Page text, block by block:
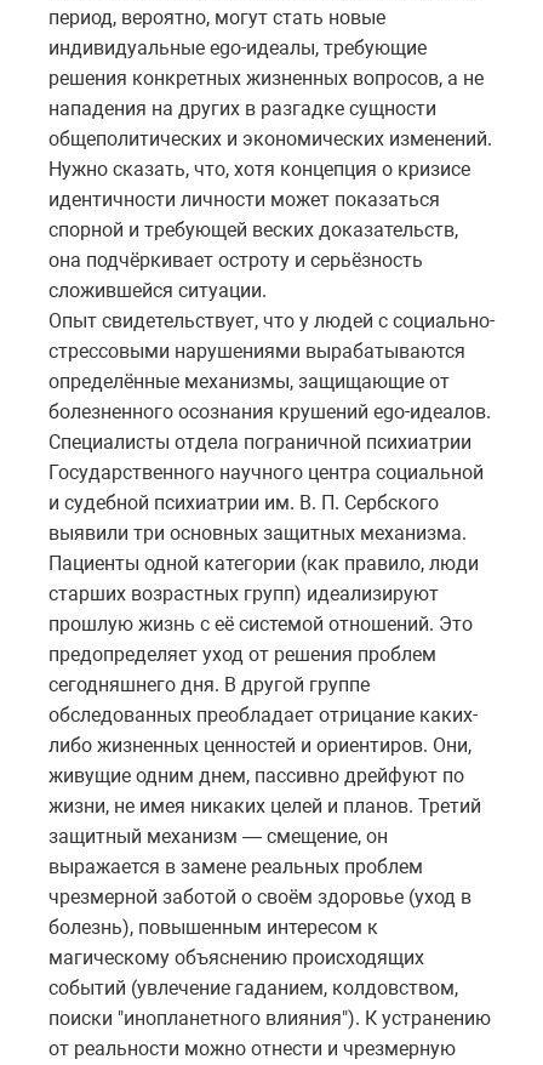
период, вероятно, могут стать новые
индивидуальные еgо-идеалы, требующие
решения конкретных жизненных вопросов, а не
нападения на других в разгадке сущности
общеполитических и экономических изменений.
Нужно сказать, что, хотя концепция о кризисе
идентичности личности может показаться
спорной и требующей веских доказательств,
она подчёркивает остроту и серьёзность
сложившейся ситуации.
Опыт свидетельствует, что у людей с социально-
стрессовыми нарушениями вырабатываются
определённые механизмы, защищающие от
болезненного осознания крушений еgо-идеалов.
Специалисты отдела пограничной психиатрии
Государственного научного центра социальной
и судебной психиатрии им. В. П. Сербского
выявили три основных защитных механизма.
Пациенты одной категории (как правило, люди
старших возрастных групп) идеализируют
прошлую жизнь с её системой отношений. Это
предопределяет уход от решения проблем
сегодняшнего дня. В другой группе
обследованных преобладает отрицание каких-
либо жизненных ценностей и ориентиров. Они,
живущие одним днем, пассивно дрейфуют по
жизни, не имея никаких целей и планов. Третий
защитный механизм — смещение, он
выражается в замене реальных проблем
чрезмерной заботой о своём здоровье (уход в
болезнь), повышенным интересом к
магическому объяснению происходящих
событий (увлечение гаданием, колдовством,
поиски "инопланетного влияния"). К устранению
от реальности можно отнести и чрезмерную